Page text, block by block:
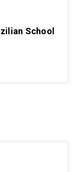
School